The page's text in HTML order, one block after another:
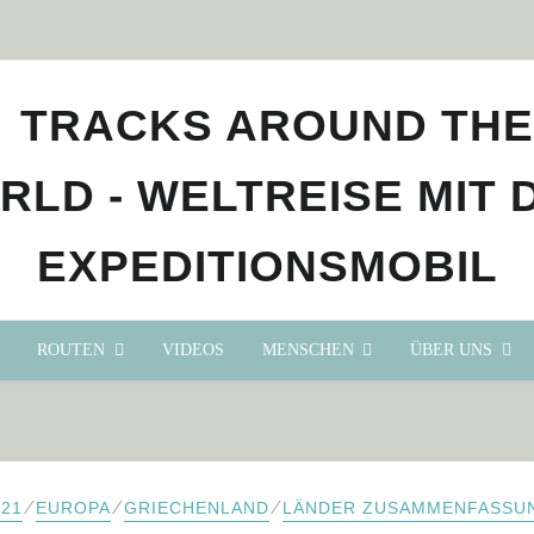
ROUTEN VIDEOS MENSCHEN ÜBER UNS
⁄EUROPA⁄GRIECHENLAND⁄LÄNDER